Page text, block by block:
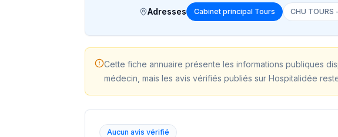
Adresses Cabinet principal Tours CHU TOURS
Cette fiche annuaire présente les informations publiques
médecin, mais les avis vérifiés publiés sur Hospitalidée
Aucun avis vérifié